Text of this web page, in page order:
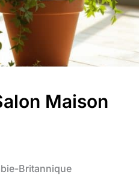
Maison
Britannique